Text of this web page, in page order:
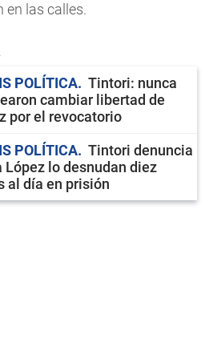
en las calles.
POLÍTICA
Tintori: nunca
cambiar libertad de
por el revocatorio
POLÍTICA
Tintori denuncia
López lo desnudan diez
al día en prisión